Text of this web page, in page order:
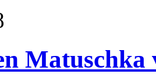
Matuschka